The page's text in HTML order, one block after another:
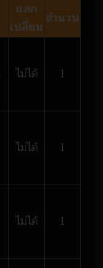
แลก
เปลี่ยนจำนวน
ไม่ได้ 1
ไม่ได้ 1
ไม่ได้ 1